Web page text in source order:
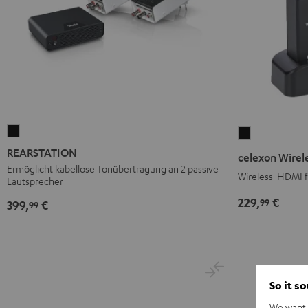
Schwarz
REARSTATION
Ermöglicht kabellose Tonübertragung an 2 passive
Lautsprecher
399,99 €
Wireless
Kit
Schwarz
celexon
Wireless-HDMI
229,99 €
So it